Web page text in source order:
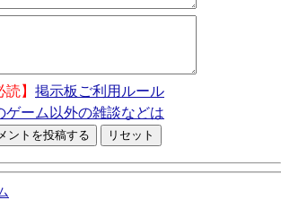
読】 掲示板ご利用ルール
ゲーム以外の雑談などは